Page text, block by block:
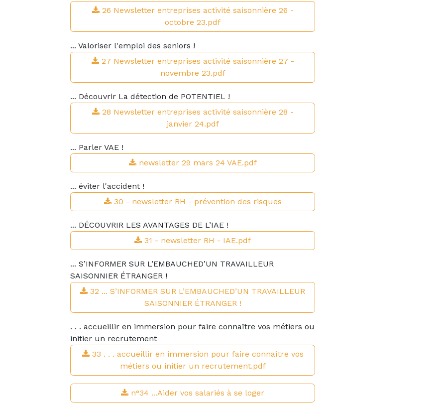
26 Newsletter entreprises activité saisonnière 26 -
octobre 23.pdf
... Valoriser l'emploi des seniors !
27 Newsletter entreprises activité saisonnière 27 -
novembre 23.pdf
... Découvrir La détection de POTENTIEL !
28 Newsletter entreprises activité saisonnière 28 -
janvier 24.pdf
... Parler VAE !
newsletter 29 mars 24 VAE.pdf
... éviter l'accident !
30 - newsletter RH - prévention des risques
... DÉCOUVRIR LES AVANTAGES DE L’IAE !
31 - newsletter RH - IAE.pdf
... S’INFORMER SUR L’EMBAUCHED’UN TRAVAILLEUR
SAISONNIER ÉTRANGER !
32 ... S’INFORMER SUR L’EMBAUCHED’UN TRAVAILLEUR
SAISONNIER ÉTRANGER !
. . . accueillir en immersion pour faire connaître vos métiers ou
initier un recrutement
33 . . . accueillir en immersion pour faire connaître vos
métiers ou initier un recrutement.pdf
n°34 ...Aider vos salariés à se loger